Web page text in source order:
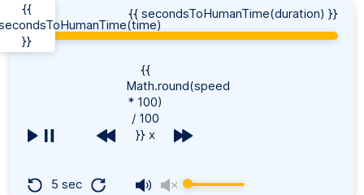
0:00 {{ secondsToHumanTime(duration) }}
{{
}}
{{
Math.round(speed
* 100)
/ 100
}} x
5 sec